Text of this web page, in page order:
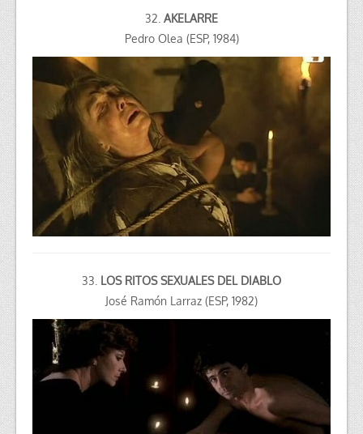
32. AKELARRE
Pedro Olea (ESP, 1984)
33. LOS RITOS SEXUALES DEL DIABLO
José Ramón Larraz (ESP, 1982)